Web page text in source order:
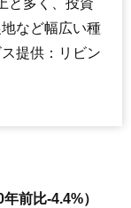
と多く、投資
など幅広い種
提供：リビン
前比-4.4%）